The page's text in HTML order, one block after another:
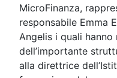
MicroFinanza,
responsabile Emma
Angelis i quali
dell’importante
alla direttrice